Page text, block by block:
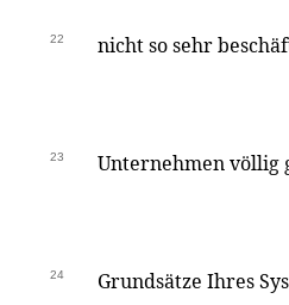
22 nicht so sehr
23 Unternehmen völlig
24 Grundsätze Ihres